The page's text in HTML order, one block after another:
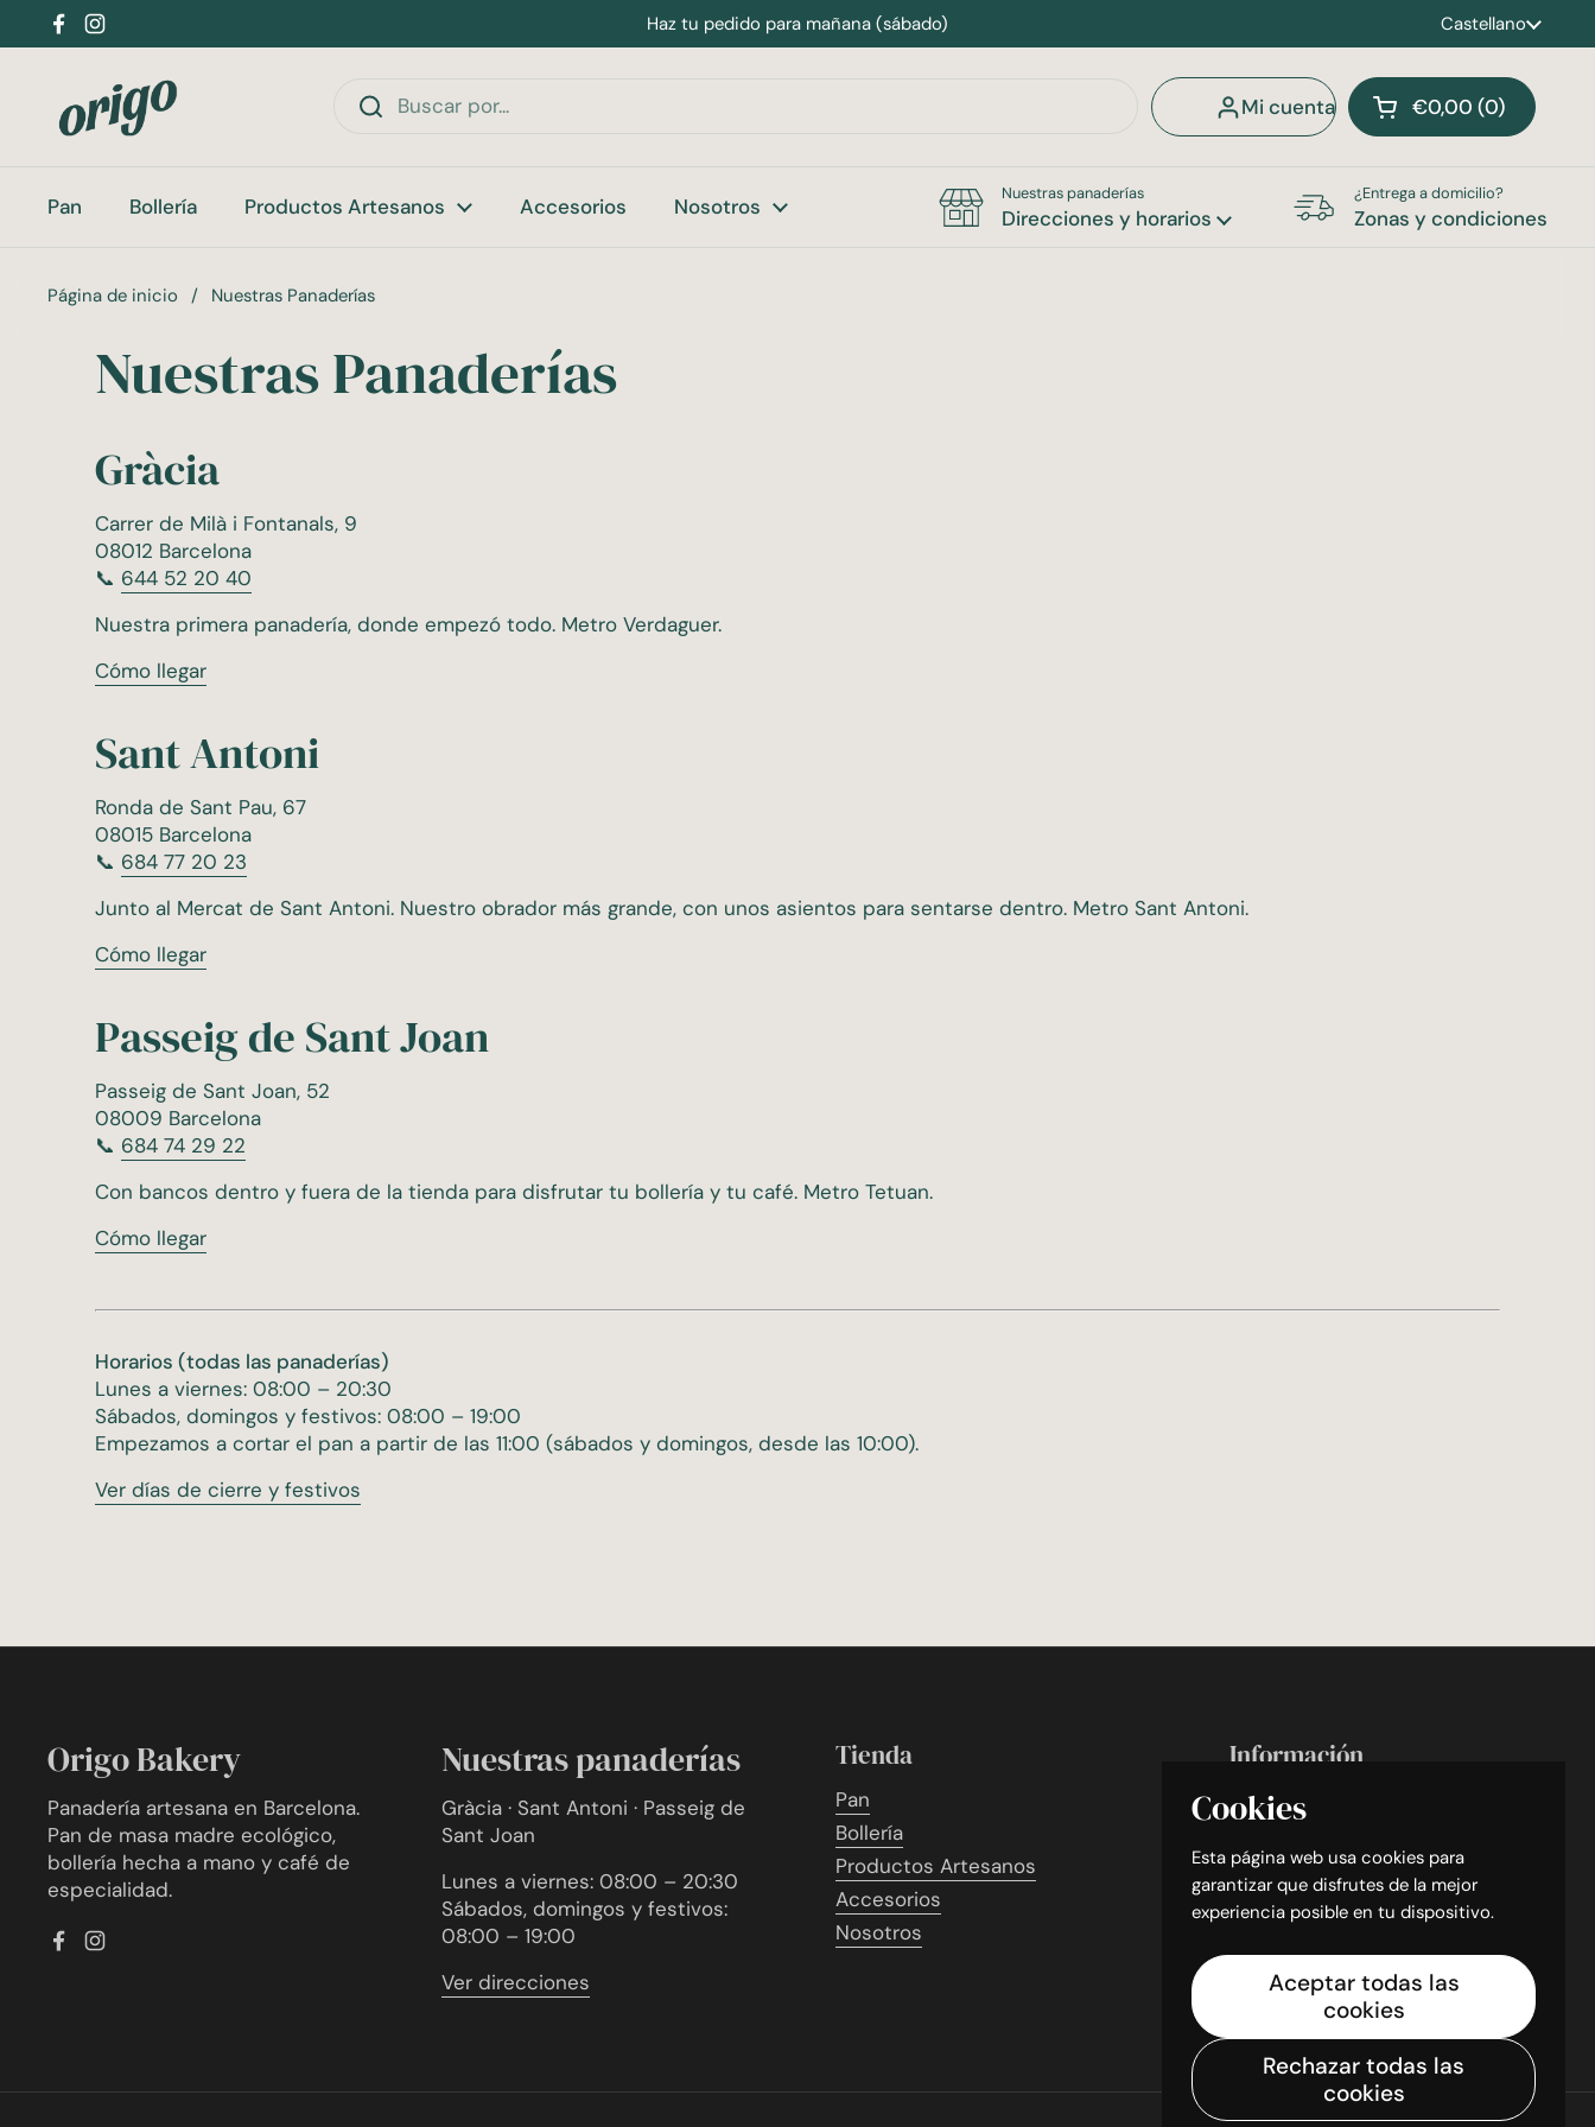
Ir al contenido
Facebook
Instagram Haz tu pedido para mañana (sábado) Idioma
Castellano
Mi cuenta Abrir carrito
Carrito Total:
€0,00 0
productos en tu
Pan Bollería Productos Artesanos Accesorios Nosotros
Nuestras panaderías
Direcciones y horarios
¿Entrega a domicilio?
Zonas y condiciones
Página de inicio / Nuestras Panaderías
Nuestras Panaderías
Gràcia
Carrer de Milà i Fontanals, 9
08012 Barcelona
📞 644 52 20 40
Nuestra primera panadería, donde empezó todo. Metro Verdaguer.
Cómo llegar
Sant Antoni
Ronda de Sant Pau, 67
08015 Barcelona
📞 684 77 20 23
Junto al Mercat de Sant Antoni. Nuestro obrador más grande, con unos asientos para sentarse dentro. Metro Sant Antoni.
Cómo llegar
Passeig de Sant Joan
Passeig de Sant Joan, 52
08009 Barcelona
📞 684 74 29 22
Con bancos dentro y fuera de la tienda para disfrutar tu bollería y tu café. Metro Tetuan.
Cómo llegar
Horarios (todas las panaderías)
Lunes a viernes: 08:00 – 20:30
Sábados, domingos y festivos: 08:00 – 19:00
Empezamos a cortar el pan a partir de las 11:00 (sábados y domingos, desde las 10:00).
Ver días de cierre y festivos
Origo Bakery
Panadería artesana en Barcelona.
Pan de masa madre ecológico,
bollería hecha a mano y café de
especialidad.
Facebook
Instagram
Nuestras panaderías
Gràcia · Sant Antoni · Passeig de
Sant Joan
Lunes a viernes: 08:00 – 20:30
Sábados, domingos y festivos:
08:00 – 19:00
Ver direcciones
Tienda
Pan
Bollería
Productos Artesanos
Accesorios
Nosotros
Información
Search
Condiciones de Venta
Política de Cookies
Cookies
Esta página web usa cookies para
garantizar que disfrutes de la mejor
experiencia posible en tu dispositivo.
Aceptar todas las
cookies
Rechazar todas las
cookies